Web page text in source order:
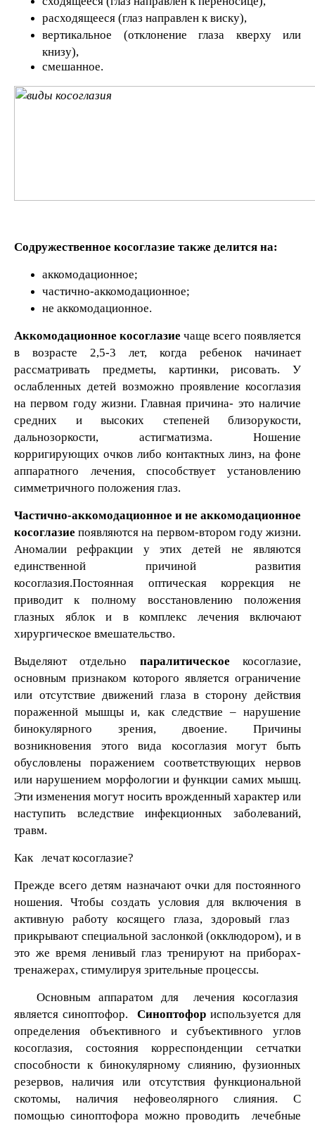
расходящееся (глаз направлен к виску),
вертикальное (отклонение глаза кверху или
книзу),
смешанное.
Содружественное косоглазие также делится на:
аккомодационное;
частично-аккомодационное;
не аккомодационное.
Аккомодационное косоглазие чаще всего появляется
в возрасте 2,5-3 лет, когда ребенок начинает
рассматривать предметы, картинки, рисовать. У
ослабленных детей возможно проявление косоглазия
на первом году жизни. Главная причина- это наличие
средних и высоких степеней близорукости,
дальнозоркости, астигматизма. Ношение
корригирующих очков либо контактных линз, на фоне
аппаратного лечения, способствует установлению
симметричного положения глаз.
Частично-аккомодационное и не аккомодационное
косоглазиепоявляются на первом-втором году жизни.
Аномалии рефракции у этих детей не являются
единственной причиной развития
косоглазия.Постоянная оптическая коррекция не
приводит к полному восстановлению положения
глазных яблок и в комплекс лечения включают
хирургическое вмешательство.
Выделяют отдельно паралитическоекосоглазие,
основным признаком которого является ограничение
или отсутствие движений глаза в сторону действия
пораженной мышцы и, как следствие – нарушение
бинокулярного зрения, двоение. Причины
возникновения этого вида косоглазия могут быть
обусловлены поражением соответствующих нервов
или нарушением морфологии и функции самих мышц.
Эти изменения могут носить врожденный характер или
наступить вследствие инфекционных заболеваний,
травм.
Как лечат косоглазие?
Прежде всего детям назначают очки для постоянного
ношения. Чтобы создать условия для включения в
активную работу косящего глаза, здоровый глаз
прикрывают специальной заслонкой (окклюдором), и в
это же время ленивый глаз тренируют на приборах-
тренажерах, стимулируя зрительные процессы.
Основным аппаратом для лечения косоглазия
является синоптофор. Синоптофориспользуется для
определения объективного и субъективного углов
косоглазия, состояния корреспонденции сетчатки
способности к бинокулярному слиянию, фузионных
резервов, наличия или отсутствия функциональной
скотомы, наличия нефовеолярного слияния. С
помощью синоптофора можно проводить лечебные